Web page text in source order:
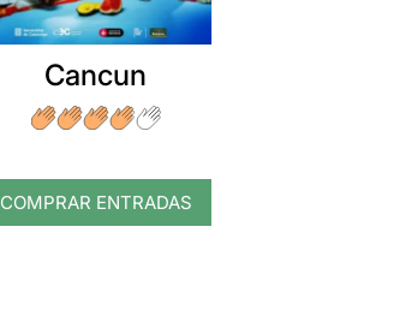
Cancun
COMPRAR ENTRADAS